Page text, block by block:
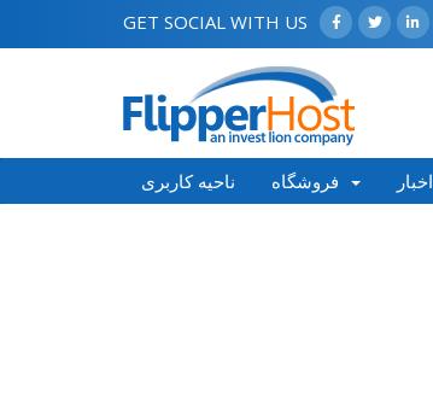
GET SOCIAL WITH US
ناحیه کاربری اخبار